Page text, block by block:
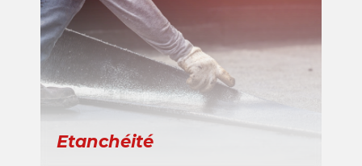
Etanchéité